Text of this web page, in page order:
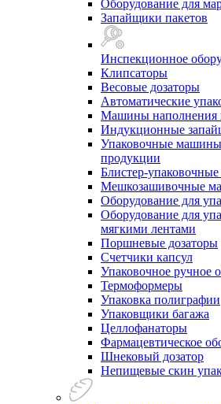
Оборудование для
Запайщики пакетов
Инспекционное
Клипсаторы
Весовые дозаторы
Автоматические
Машины наполнения
Индукционные
Упаковочные машины
продукции
Блистер-
Мешкозашивочные
Оборудование для
Оборудование для
мягкими лентами
Поршневые дозаторы
Счетчики капсул
Упаковочное ручное
Термоформеры
Упаковка полиграфии
Упаковщики багажа
Целлофанаторы
Фармацевтическое
Шнековый дозатор
Непищевые скин